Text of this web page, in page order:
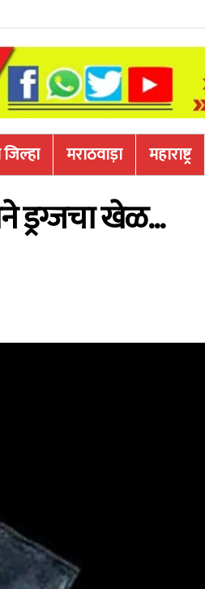
मराठवाड़ा महाराष्ट्र
ड्रग्जचा खेळ…